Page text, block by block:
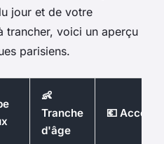
jour et de votre
trancher, voici un aperçu
parisiens.
👶
Tranche
d'âge
💶 Accès